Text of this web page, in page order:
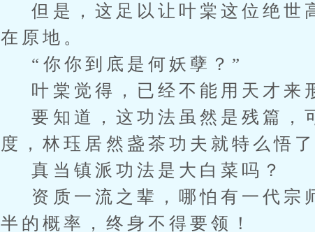
但是，这足以让叶棠这位绝世
在原地。
“你你到底是何妖孽？”
叶棠觉得，已经不能用天才来
要知道，这功法虽然是残篇，
度，林珏居然盏茶功夫就特么悟了
真当镇派功法是大白菜吗？
资质一流之辈，哪怕有一代宗
半的概率，终身不得要领！